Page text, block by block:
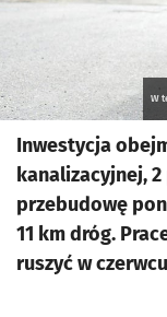
W
Inwestycja
kanalizacyjnej,
przebudowę
11 km dróg.
ruszyć w